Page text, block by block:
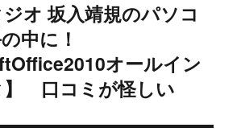
オ 坂入靖規のパソコ
中に！
オールイン
】 口コミが怪しい